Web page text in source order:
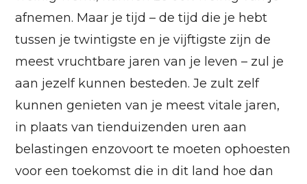
afnemen. Maar je tijd – de tijd die je hebt
tussen je twintigste en je vijftigste zijn de
meest vruchtbare jaren van je leven – zul je
aan jezelf kunnen besteden. Je zult zelf
kunnen genieten van je meest vitale jaren,
in plaats van tienduizenden uren aan
belastingen enzovoort te moeten ophoesten
voor een toekomst die in dit land hoe dan